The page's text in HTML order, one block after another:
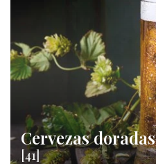
Cervezas doradas
[41]